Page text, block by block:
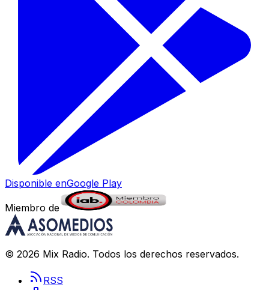
Disponible enGoogle Play
Miembro de
© 2026 Mix Radio. Todos los derechos reservados.
RSS